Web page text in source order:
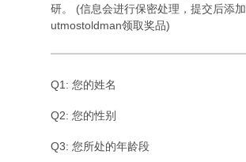
研。 (信息会进行保密处理，提交后添加
utmostoldman领取奖品)
Q1: 您的姓名
Q2: 您的性别
Q3: 您所处的年龄段